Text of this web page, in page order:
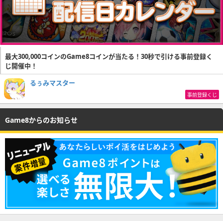
最大300,000コインのGame8コインが当たる！30秒で引ける事前登録く
じ開催中！
るぅみマスター
事前登録くじ
Game8からのお知らせ